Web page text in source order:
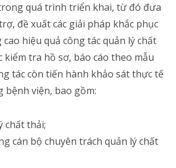
bệnh viện, bao gồm:
chất thải;
cán bộ chuyên trách quản lý chất
lập kế hoạch quản lý chất thải y
tập huấn cho nhân viên y tế về